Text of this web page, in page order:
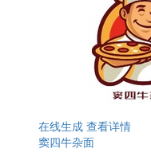
在线生成 查看详情
窦四牛杂面